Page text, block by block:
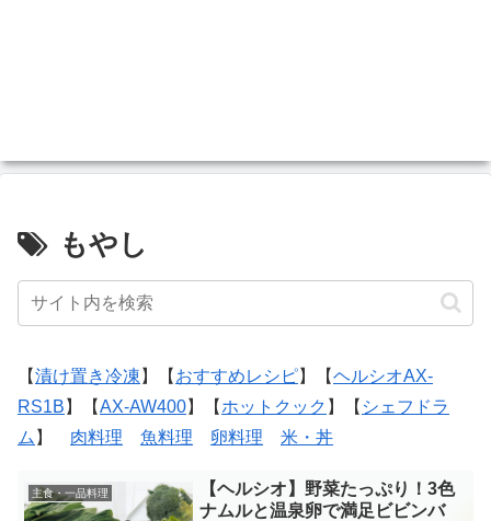
もやし
【漬け置き冷凍 】【 おすすめレシピ】【ヘルシオAX-
RS1B 】【AX-AW400】【 ホットクック 】【 シェフドラ
ム 】 肉料理 魚料理 卵料理 米・丼
主食・一品料理
【ヘルシオ】野菜たっぷり！3色
ナムルと温泉卵で満足ビビンバ